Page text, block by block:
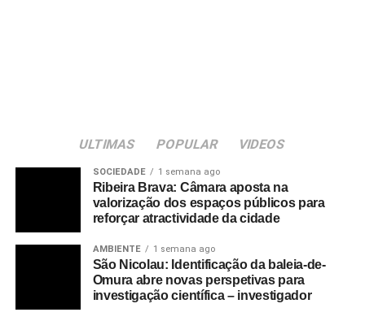
ULTIMAS POPULAR VIDEOS
SOCIEDADE 1 semana ago
Ribeira Brava: Câmara aposta na
valorização dos espaços públicos para
reforçar atractividade da cidade
AMBIENTE 1 semana ago
São Nicolau: Identificação da baleia-de-
Omura abre novas perspetivas para
investigação científica – investigador